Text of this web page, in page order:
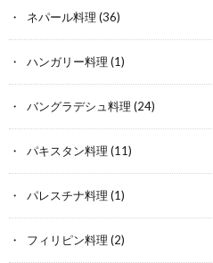
ネパール料理 (36)
ハンガリー料理 (1)
バングラデシュ料理 (24)
パキスタン料理 (11)
パレスチナ料理 (1)
フィリピン料理 (2)